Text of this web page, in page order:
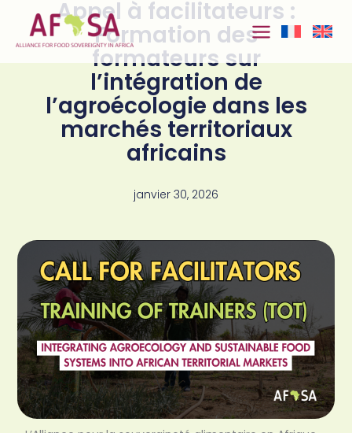
contenu
Appel à facilitateurs :
Formation des
formateurs sur
l’intégration de
l’agroécologie dans les
marchés territoriaux
africains
janvier 30, 2026